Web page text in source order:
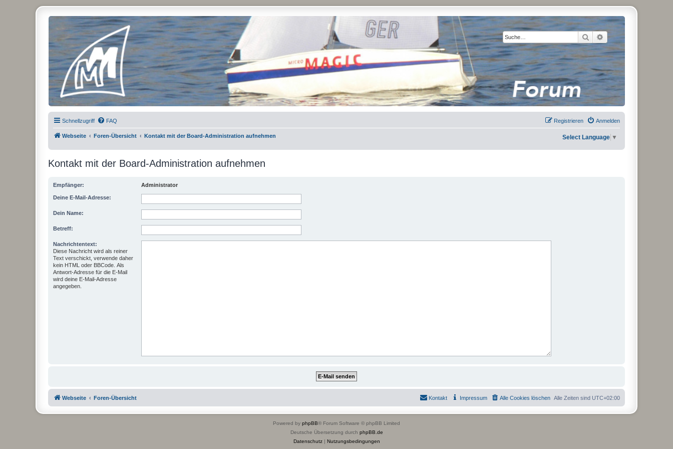
Suche Erweiterte Suche
Micro Magic Forum Deutschland
Schnellzugriff FAQ Anmelden
Registrieren
Webseite Foren-Übersicht Kontakt mit der Board-Administration aufnehmen Select Language ▼
Kontakt mit der Board-Administration aufnehmen
Empfänger: Administrator
Deine E-Mail-Adresse:
Dein Name:
Betreff:
Nachrichtentext:
Diese Nachricht wird als reiner
Text verschickt, verwende daher
kein HTML oder BBCode. Als
Antwort-Adresse für die E-Mail
wird deine E-Mail-Adresse
angegeben.
Webseite Foren-Übersicht Alle Zeiten sind UTC+02:00
Alle Cookies löschen
Impressum
Kontakt
Powered by phpBB® Forum Software © phpBB Limited
Deutsche Übersetzung durch phpBB.de
Datenschutz| Nutzungsbedingungen